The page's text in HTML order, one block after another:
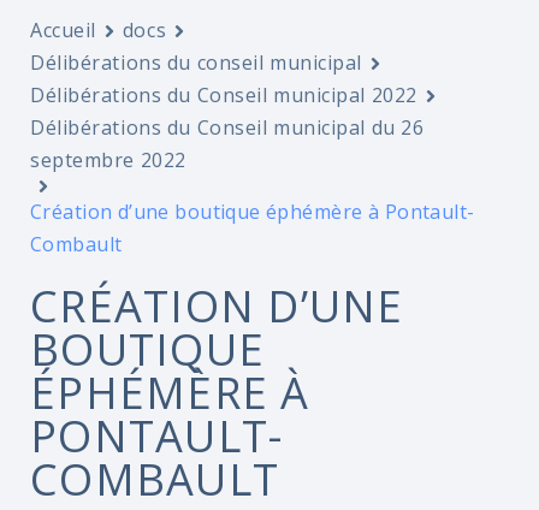
Accueil
docs
Délibérations du conseil municipal
Délibérations du Conseil municipal 2022
Délibérations du Conseil municipal du 26
septembre 2022
Création d’une boutique éphémère à Pontault-
Combault
CRÉATION D’UNE
BOUTIQUE
ÉPHÉMÈRE À
PONTAULT-
COMBAULT